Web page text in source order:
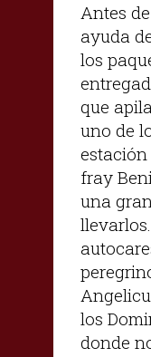
Antes
ayuda
los
que
uno de
fray
una
los
donde